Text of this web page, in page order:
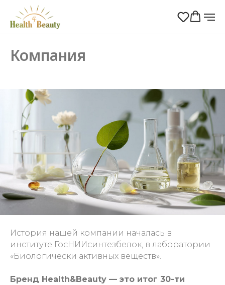
Компания
История нашей компании началась в
институте ГосНИИсинтезбелок, в лаборатории
«Биологически активных веществ».
Бренд Health&Beauty — это итог 30-ти